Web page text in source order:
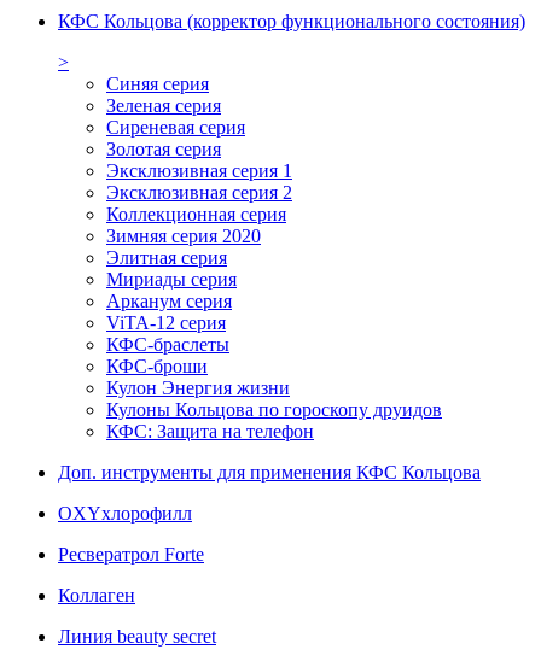
КФС Кольцова (корректор функционального состояния)
>
Синяя серия
Зеленая серия
Сиреневая серия
Золотая серия
Эксклюзивная серия 1
Эксклюзивная серия 2
Коллекционная серия
Зимняя серия 2020
Элитная серия
Мириады серия
Арканум серия
ViTA-12 серия
КФС-браслеты
КФС-броши
Кулон Энергия жизни
Кулоны Кольцова по гороскопу друидов
КФС: Защита на телефон
Доп. инструменты для применения КФС Кольцова
OXYхлорофилл
Ресвератрол Forte
Коллаген
Линия beauty secret